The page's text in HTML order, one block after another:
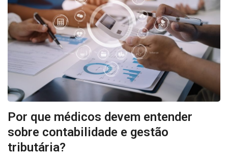
Por que médicos devem entender
sobre contabilidade e gestão
tributária?